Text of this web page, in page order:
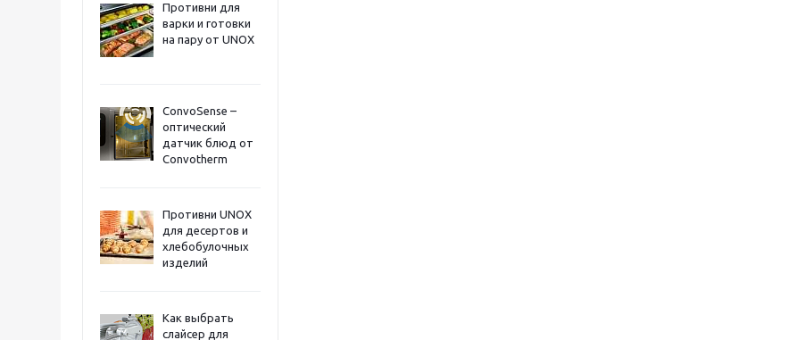
Противни для
варки и готовки
на пару от UNOX
ConvoSense –
оптический
датчик блюд от
Convotherm
Противни UNOX
для десертов и
хлебобулочных
изделий
Как выбрать
слайсер для